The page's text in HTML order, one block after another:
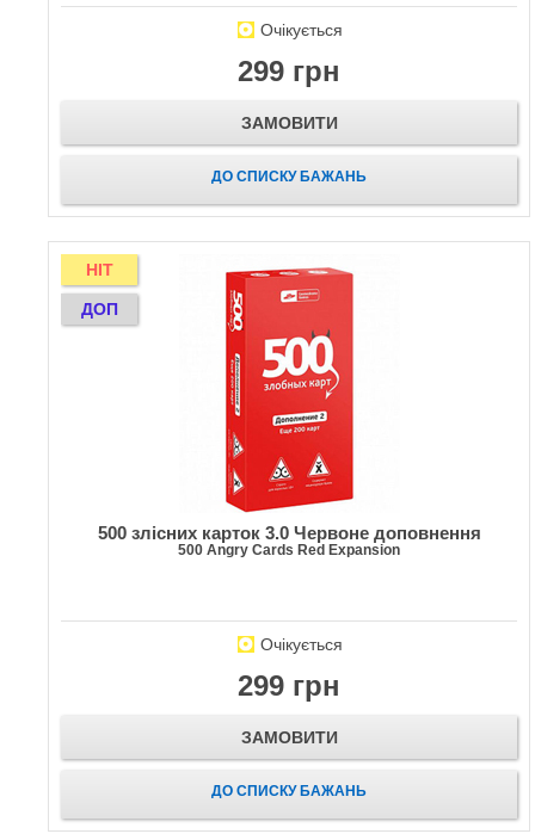
Очікується
299 грн
ЗАМОВИТИ
ДО СПИСКУ БАЖАНЬ
HIT
ДОП
500 злісних карток 3.0 Червоне доповнення
500 Angry Cards Red Expansion
Очікується
299 грн
ЗАМОВИТИ
ДО СПИСКУ БАЖАНЬ